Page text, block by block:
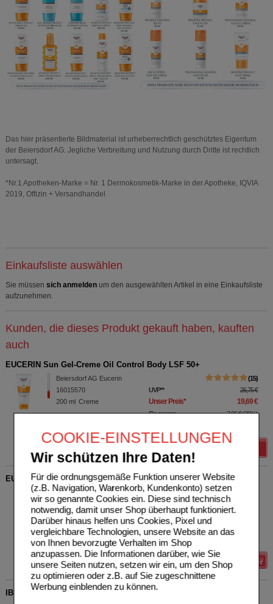
COOKIE-EINSTELLUNGEN
Wir schützen Ihre Daten!
Für die ordnungsgemäße Funktion unserer Website
(z.B. Navigation, Warenkorb, Kundenkonto) setzen
wir so genannte Cookies ein. Diese sind technisch
notwendig, damit unser Shop überhaupt funktioniert.
Darüber hinaus helfen uns Cookies, Pixel und
vergleichbare Technologien, unsere Website an das
von Ihnen bevorzugte Verhalten im Shop
anzupassen. Die Informationen darüber, wie Sie
unsere Seiten nutzen, setzen wir ein, um den Shop
zu optimieren oder z.B. auf Sie zugeschnittene
Werbung einblenden zu können.
Das hier präsentierte Bildmaterial ist urheberrechtlich geschütztes Eigentum
der Beiersdorf AG. Jegliche Verbreitung und Nutzung durch Dritte ist rechtlich
untersagt.
*Nr.1 Apotheken-Marke = Nr. 1 Dermokosmetik-Marke in der Apotheke, IQVIA
2019, Offizin + Versandhandel
Einkaufsliste auswählen
Sie müssen sich anmelden um den ausgewählten Artikel in eine Einkaufsliste
aufzunehmen.
Kunden, die dieses Produkt gekauft haben, kauften
auch
EUCERIN Sun Gel-Creme Oil Control Body LSF 50+
Beiersdorf AG Eucerin
16015570
200 ml Creme
15
UVP** 26,75 €
Unser Preis* 19,69 €
Sie sparen 7,06 €(26%)
EUCERIN Sun After Sun Sensitive Relief Gel-Creme
Beiersdorf AG Eucerin
16756504
200ml Creme
UVP**
Unser Preis*
Sie sparen
Grundpreis
Details
IBUPROFEN Heumann Schmerztabletten 400 mg